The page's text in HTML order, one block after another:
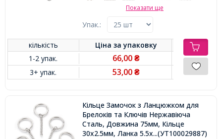
Показати ще
Упак.:
кількість Ціна заупаковку
1-2 упак.
66,00₴
3+ упак. 53,00₴
Кільце Замочок з Ланцюжком для
Брелоків та Ключів Нержавіюча
Сталь, Довжина 75мм, Кільце
30х2.5мм, Ланка 5.5x4.5х2мм,
...(УТ100029887)